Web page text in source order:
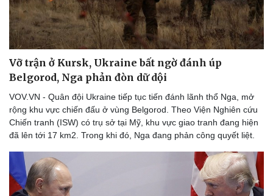
Bóng đá
Lịch thi đấu bóng đá
Thế giới thể thao
Vỡ trận ở Kursk, Ukraine bất ngờ đánh úp
Belgorod, Nga phản đòn dữ dội
VOV.VN - Quân đội Ukraine tiếp tục tiến đánh lãnh thổ Nga, mở
rộng khu vực chiến đấu ở vùng Belgorod. Theo Viện Nghiên cứu
Chiến tranh (ISW) có trụ sở tại Mỹ, khu vực giao tranh đang hiện
đã lên tới 17 km2. Trong khi đó, Nga đang phản công quyết liệt.